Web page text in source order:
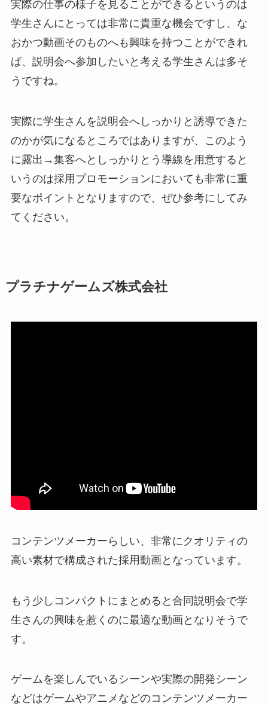
実際の仕事の様子を見ることができるというのは
学生さんにとっては非常に貴重な機会ですし、な
おかつ動画そのものへも興味を持つことができれ
ば、説明会へ参加したいと考える学生さんは多そ
うですね。
実際に学生さんを説明会へしっかりと誘導できた
のかが気になるところではありますが、このよう
に露出→集客へとしっかりとう導線を用意すると
いうのは採用プロモーションにおいても非常に重
要なポイントとなりますので、ぜひ参考にしてみ
てください。
プラチナゲームズ株式会社
コンテンツメーカーらしい、非常にクオリティの
高い素材で構成された採用動画となっています。
もう少しコンパクトにまとめると合同説明会で学
生さんの興味を惹くのに最適な動画となりそうで
す。
ゲームを楽しんでいるシーンや実際の開発シーン
などはゲームやアニメなどのコンテンツメーカー